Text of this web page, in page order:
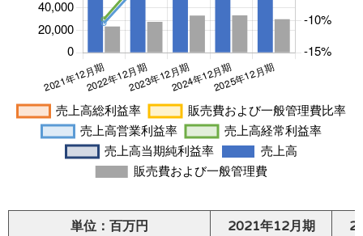
単位：百万円 2021年12月期